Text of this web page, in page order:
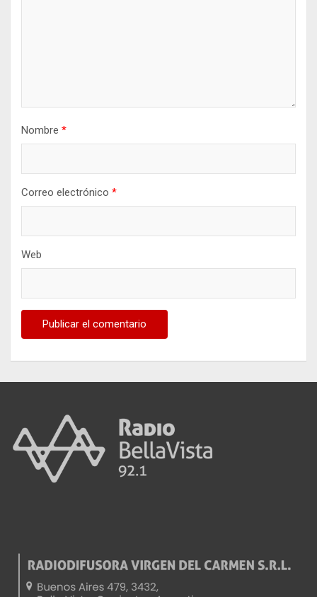
Nombre *
Correo electrónico *
Web